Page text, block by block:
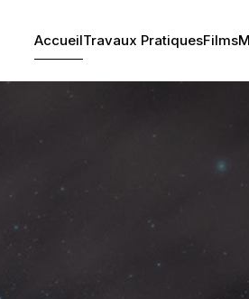
AccueilTravaux PratiquesFilms